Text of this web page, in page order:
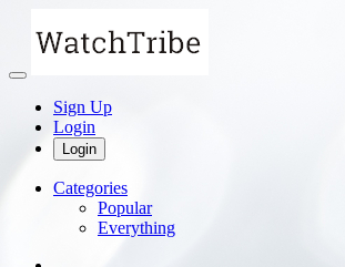
Sign Up
Login
Login
Categories
Popular
Everything